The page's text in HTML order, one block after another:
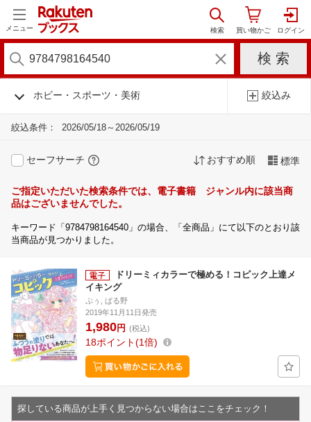
メニュー
ホビー・スポーツ・美術 絞込み
絞込条件： 2026/05/18～2026/05/19
セーフサーチ おすすめ順 標準
ご指定いただいた検索条件では、電子書籍 ジャンル内に該当商
品はございませんでした。
キーワード「9784798164540」の場合、「全商品」にて以下のとおり該
当商品が見つかりました。
ドリーミィカラーで極める！コピック上達メ
イキング
ぷぅ, ぱる野
2019年11月11日発売
1,980円 (税込)
18ポイント 1倍
探している商品が上手く見つからない場合はここをチェック！